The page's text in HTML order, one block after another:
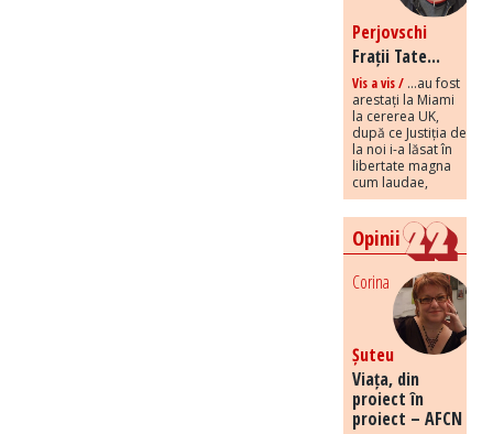
Perjovschi
Frații Tate...
Vis a vis / ...au fost
arestați la Miami
la cererea UK,
după ce Justiția de
la noi i-a lăsat în
libertate magna
cum laudae,
Opinii
Corina
Șuteu
Viața, din
proiect în
proiect – AFCN